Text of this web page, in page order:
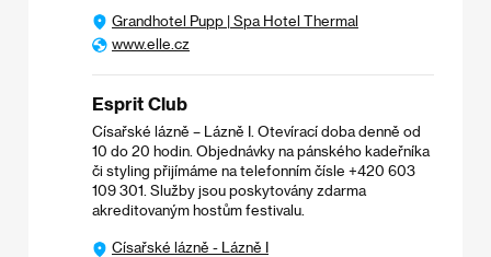
Grandhotel Pupp | Spa Hotel Thermal
www.elle.cz
Esprit Club
Císařské lázně – Lázně I. Otevírací doba denně od
10 do 20 hodin. Objednávky na pánského kadeřníka
či styling přijímáme na telefonním čísle +420 603
109 301. Služby jsou poskytovány zdarma
akreditovaným hostům festivalu.
Císařské lázně - Lázně I